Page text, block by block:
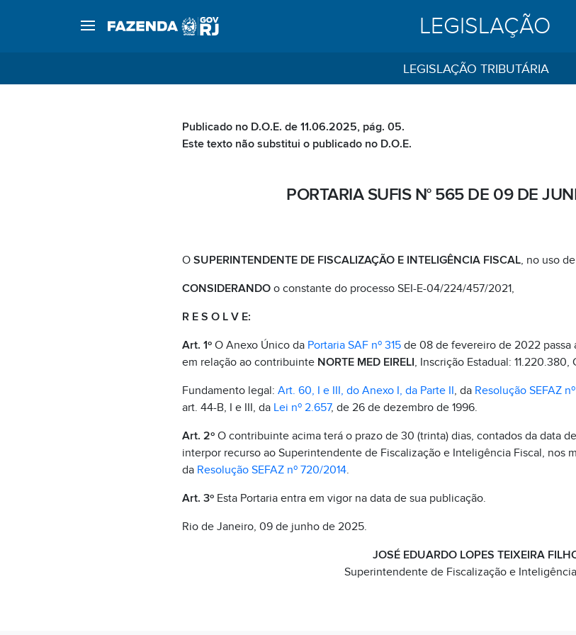
LEGISLAÇÃO
LEGISLAÇÃO TRIBUTÁRIA
Publicado no D.O.E. de 11.06.2025, pág. 05.
Este texto não substitui o publicado no D.O.E.
PORTARIA SUFIS N° 565 DE 09 DE
O SUPERINTENDENTE DE FISCALIZAÇÃO E INTELIGÊNCIA FISCAL, no uso
CONSIDERANDOo constante do processo SEI-E-04/224/457/2021,
R E S O L V E:
Art. 1ºO Anexo Único da Portaria SAF nº 315de 08 de fevereiro de 2022 passa
em relação ao contribuinte NORTE MED EIRELI, Inscrição Estadual: 11.220.380,
Fundamento legal: Art. 60, I e III, do Anexo I, da Parte II, da Resolução SEFAZ
art. 44-B, I e III, da Lei nº 2.657, de 26 de dezembro de 1996.
Art. 2ºO contribuinte acima terá o prazo de 30 (trinta) dias, contados da data
interpor recurso ao Superintendente de Fiscalização e Inteligência Fiscal, nos
da Resolução SEFAZ nº 720/2014.
Art. 3ºEsta Portaria entra em vigor na data de sua publicação.
Rio de Janeiro, 09 de junho de 2025.
JOSÉ EDUARDO LOPES TEIXEIRA
Superintendente de Fiscalização e